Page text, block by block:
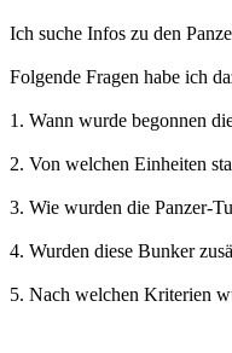
Ich suche Infos zu den
Folgende Fragen habe ich
1. Wann wurde begonnen
2. Von welchen Einheiten
3. Wie wurden die Panzer-
4. Wurden diese Bunker
5. Nach welchen Kriterien